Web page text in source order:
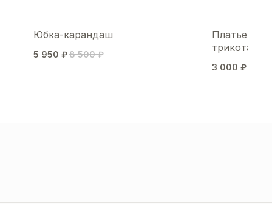
Юбка-карандаш
5 950 ₽8 500 ₽
Платье
трикотажа
3 000 ₽